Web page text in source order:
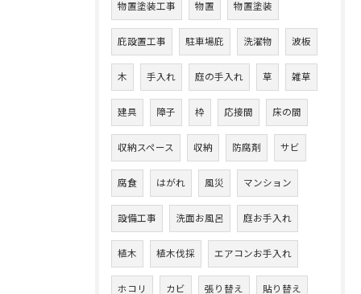
物置塗装工事 物置 物置塗装
庇設置工事 駐車場庇 洗濯物 波板
木 手入れ 庭の手入れ 草 雑草
建具 障子 枠 応接間 床の間
収納スペース 収納 防腐剤 サビ
腐食 はがれ 風災 マンション
設備工事 洗面お風呂 庭お手入れ
植木 植木伐採 エアコンお手入れ
ホコリ カビ 張り替え 貼り替え